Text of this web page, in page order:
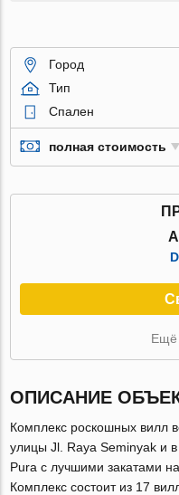
Город
Тип
Спален
полная стоимость
Ещё
ОПИСАНИЕ
Комплекс роскошных вилл
улицы Jl. Raya Seminyak и
Pura c лучшими закатами на
Комплекс состоит из 17